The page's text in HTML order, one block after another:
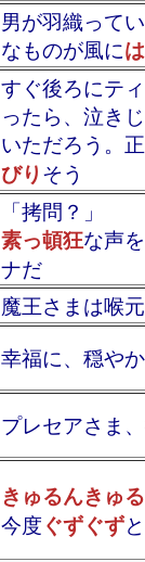
男が羽織って
なものが風に
すぐ後ろにテ
ったら、泣き
いただろう。
びりそう
「拷問？」
素っ頓狂な声
ナだ
魔王さまは喉
幸福に、穏やか
プレセアさま、
きゅるんきゅ
今度ぐずぐず